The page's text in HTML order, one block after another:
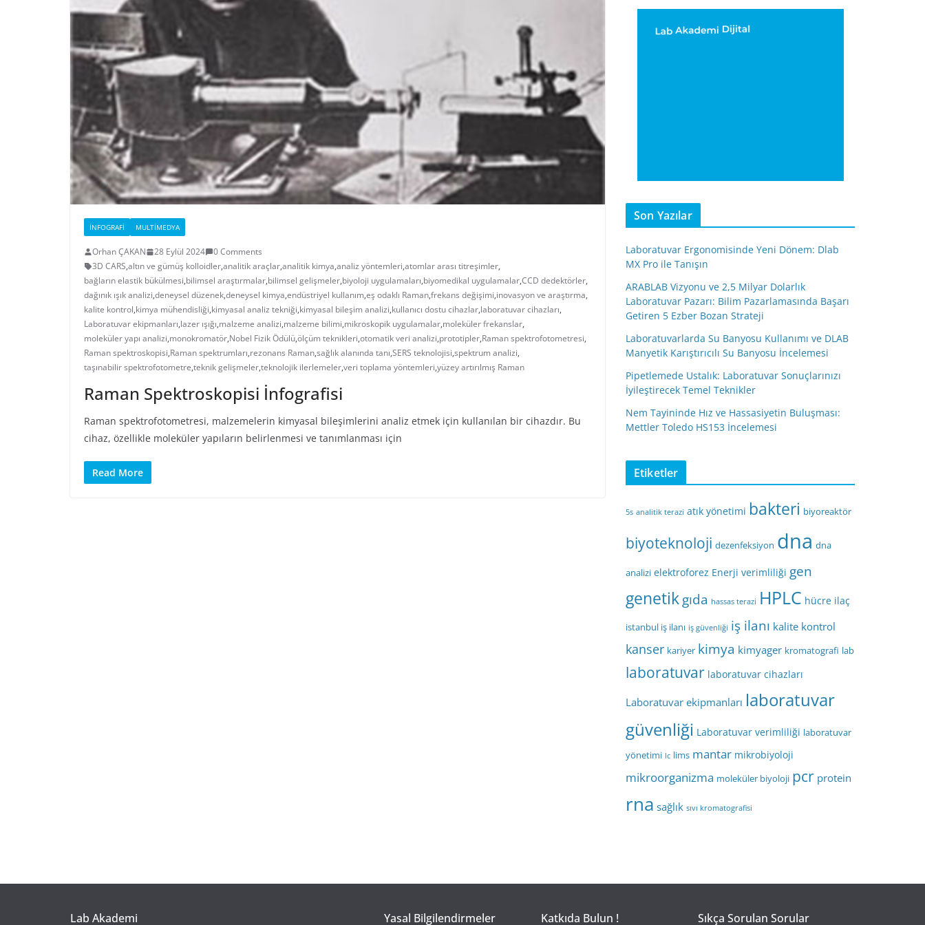
İNFOGRAFI MULTIMEDYA
Orhan ÇAKAN 28 Eylül 2024
0 Comments
3D CARS,altın ve gümüş kolloidler,analitik araçlar,analitik kimya,analiz yöntemleri,atomlar arası titreşimler,
bağların elastik bükülmesi,bilimsel araştırmalar,bilimsel gelişmeler,biyoloji uygulamaları,biyomedikal uygulamalar,CCD dedektörler,
dağınık ışık analizi,deneysel düzenek,deneysel kimya,endüstriyel kullanım,eş odaklı Raman,frekans değişimi,inovasyon ve araştırma,
kalite kontrol,kimya mühendisliği,kimyasal analiz tekniği,kimyasal bileşim analizi,kullanıcı dostu cihazlar,laboratuvar cihazları,
Laboratuvar ekipmanları,lazer ışığı,malzeme analizi,malzeme bilimi,mikroskopik uygulamalar,moleküler frekanslar,
moleküler yapı analizi,monokromatör,Nobel Fizik Ödülü,ölçüm teknikleri,otomatik veri analizi,prototipler,Raman spektrofotometresi,
Raman spektroskopisi,Raman spektrumları,rezonans Raman,sağlık alanında tanı,SERS teknolojisi,spektrum analizi,
taşınabilir spektrofotometre,teknik gelişmeler,teknolojik ilerlemeler,veri toplama yöntemleri,yüzey artırılmış Raman
Raman Spektroskopisi İnfografisi
Raman spektrofotometresi, malzemelerin kimyasal bileşimlerini analiz etmek için kullanılan bir cihazdır. Bu
cihaz, özellikle moleküler yapıların belirlenmesi ve tanımlanması için
Read More
Son Yazılar
Laboratuvar Ergonomisinde Yeni Dönem: Dlab
MX Pro ile Tanışın
ARABLAB Vizyonu ve 2,5 Milyar Dolarlık
Laboratuvar Pazarı: Bilim Pazarlamasında Başarı
Getiren 5 Ezber Bozan Strateji
Laboratuvarlarda Su Banyosu Kullanımı ve DLAB
Manyetik Karıştırıcılı Su Banyosu İncelemesi
Pipetlemede Ustalık: Laboratuvar Sonuçlarınızı
İyileştirecek Temel Teknikler
Nem Tayininde Hız ve Hassasiyetin Buluşması:
Mettler Toledo HS153 İncelemesi
Etiketler
5s analitik terazi atık yönetimi bakteri biyoreaktör
biyoteknoloji dezenfeksiyon dna dna
analizi elektroforez Enerji verimliliği gen
genetikgıda hassas terazi HPLC hücre ilaç
istanbul iş ilanı iş güvenliği iş ilanı kalite kontrol
kanser kariyer kimya kimyager kromatografi lab
laboratuvar laboratuvar cihazları
Laboratuvar ekipmanları laboratuvar
güvenliği Laboratuvar verimliliği laboratuvar
yönetimi lc lims mantar mikrobiyoloji
mikroorganizma moleküler biyoloji pcr protein
rna sağlık sıvı kromatografisi
Lab Akademi Yasal Bilgilendirmeler Katkıda Bulun ! Sıkça Sorulan Sorular